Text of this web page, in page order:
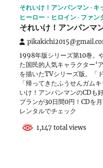
それいけ！アンパンマン キ
ヒーロー・ヒロイン
ファン
それいけ！アンパンマ
1998年版シリーズ第10巻。
た国民的人気キャラクター‘
を描いたTVシリーズ版。「
「帰ってきたふうせんガム
いけ！アンパンマンのCDも
プランが30日間0円！CDを
レンタルでチェック
1,147 total views